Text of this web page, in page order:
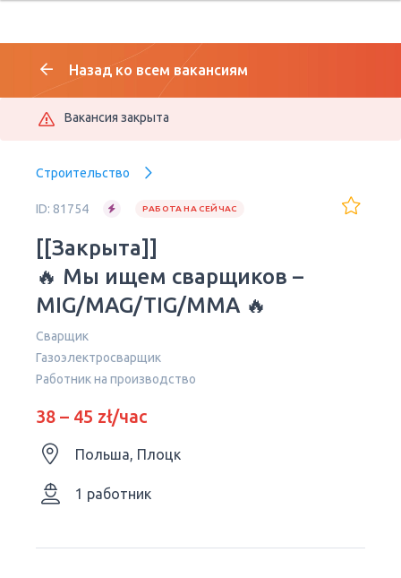
Назад ко всем вакансиям
Вакансия закрыта
Строительство
ID: 81754 РАБОТА НА СЕЙЧАС
[[Закрыта]]
🔥 Мы ищем сварщиков –
MIG/MAG/TIG/MMA 🔥
Сварщик
Газоэлектросварщик
Работник на производство
38 – 45 zł/час
Польша, Плоцк
1 работник